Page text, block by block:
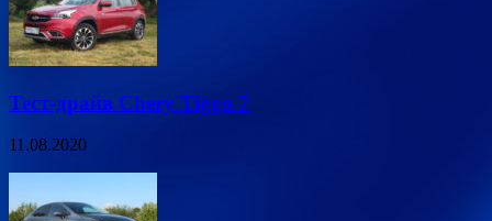
Тест-драйв Chery Tiggo 7
11.08.2020